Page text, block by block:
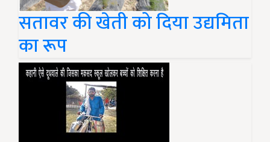
सतावर की खेती को दिया उद्यमिता
का रूप